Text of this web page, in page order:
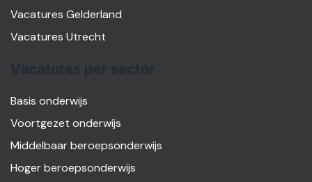
Vacatures Gelderland
Vacatures Utrecht
Basis onderwijs
Voortgezet onderwijs
Middelbaar beroepsonderwijs
Hoger beroepsonderwijs